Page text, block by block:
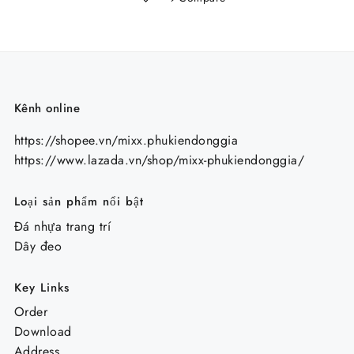
Kênh online
https://shopee.vn/mixx.phukiendonggia
https://www.lazada.vn/shop/mixx-phukiendonggia/
Loại sản phẩm nổi bật
Đá nhựa trang trí
Dây đeo
Key Links
Order
Download